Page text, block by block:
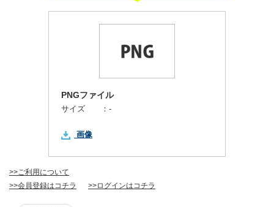
PNGファイル
サイズ ： -
画像
>>ご利用について
>>会員登録はコチラ
>>ログインはコチラ